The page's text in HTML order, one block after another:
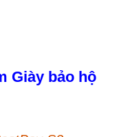
Giày bảo hộ